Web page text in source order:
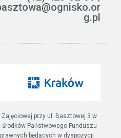
g.pl
Zajęciowej przy ul. Basztowej 3 w
Państwowego Funduszu
będących w dyspozycji